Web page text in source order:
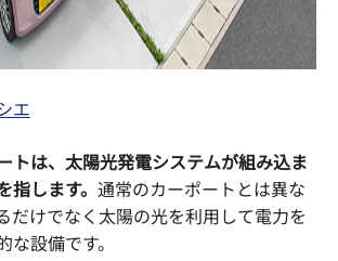
エ
トは、太陽光発電システムが組み込ま
します。 通常のカーポートとは異な
だけでなく太陽の光を利用して電力を
設備です。